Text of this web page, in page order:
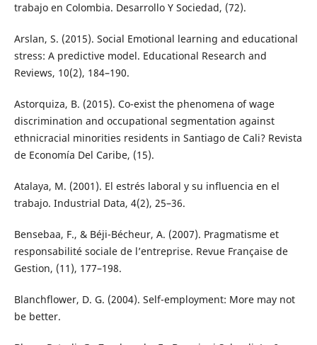
trabajo en Colombia. Desarrollo Y Sociedad, (72).
Arslan, S. (2015). Social Emotional learning and educational
stress: A predictive model. Educational Research and
Reviews, 10(2), 184–190.
Astorquiza, B. (2015). Co-exist the phenomena of wage
discrimination and occupational segmentation against
ethnicracial minorities residents in Santiago de Cali? Revista
de Economía Del Caribe, (15).
Atalaya, M. (2001). El estrés laboral y su influencia en el
trabajo. Industrial Data, 4(2), 25–36.
Bensebaa, F., & Béji-Bécheur, A. (2007). Pragmatisme et
responsabilité sociale de l’entreprise. Revue Française de
Gestion, (11), 177–198.
Blanchflower, D. G. (2004). Self-employment: More may not
be better.